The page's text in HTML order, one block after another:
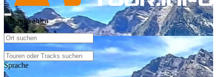
Ort auswählen
Sprache